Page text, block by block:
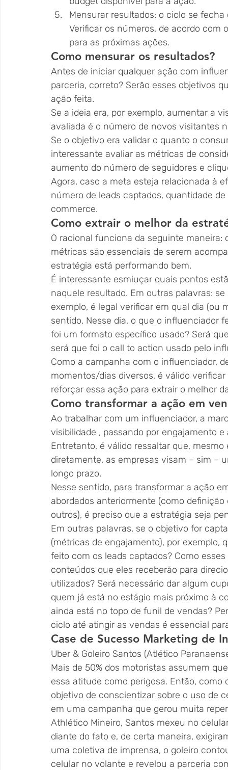
Mensurar resultados: o ciclo se
Verificar os números, de acordo
para as próximas ações.
Como mensurar os resultados?
Antes de iniciar qualquer ação com
parceria, correto? Serão esses objetivos
ação feita.
Se a ideia era, por exemplo, aumentar a
avaliada é o número de novos visitantes
Se o objetivo era validar o quanto o
interessante avaliar as métricas de
aumento do número de seguidores e
Agora, caso a meta esteja relacionada à
número de leads captados, quantidade
commerce.
Como extrair o melhor da
O racional funciona da seguinte
métricas são essenciais de serem
estratégia está performando bem.
É interessante esmiuçar quais pontos
naquele resultado. Em outras palavras:
exemplo, é legal verificar em qual dia
sentido. Nesse dia, o que o influenciador
foi um formato específico usado? Será
será que foi o call to action usado pelo
Como a campanha com o influenciador,
momentos/dias diversos, é válido
reforçar essa ação para extrair o melhor
Como transformar a ação em
Ao trabalhar com um influenciador, a
visibilidade , passando por engajamento
Entretanto, é válido ressaltar que,
diretamente, as empresas visam – sim –
longo prazo.
Nesse sentido, para transformar a ação
abordados anteriormente (como
outros), é preciso que a estratégia seja
Em outras palavras, se o objetivo for
(métricas de engajamento), por exemplo,
feito com os leads captados? Como
conteúdos que eles receberão para
utilizados? Será necessário dar algum
quem já está no estágio mais próximo à
ainda está no topo de funil de vendas?
ciclo até atingir as vendas é essencial
Case de Sucesso Marketing de
Uber & Goleiro Santos (Atlético
Mais de 50% dos motoristas assumem
essa atitude como perigosa. Então,
objetivo de conscientizar sobre o uso de
em uma campanha que gerou muita
Athlético Mineiro, Santos mexeu no
diante do fato e, de certa maneira,
uma coletiva de imprensa, o goleiro
celular no volante e revelou a parceria